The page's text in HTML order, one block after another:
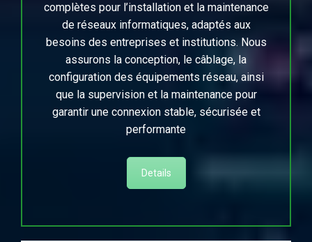
complètes pour l’installation et la maintenance
de réseaux informatiques, adaptés aux
besoins des entreprises et institutions. Nous
assurons la conception, le câblage, la
configuration des équipements réseau, ainsi
que la supervision et la maintenance pour
garantir une connexion stable, sécurisée et
performante
Details